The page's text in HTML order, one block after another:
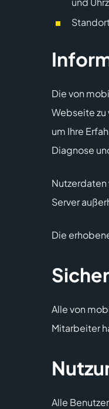
Die von
Webseite
um Ihre
Diagnose
Nutzerdaten
Server
Die
Alle von
Mitarbeiter
Alle